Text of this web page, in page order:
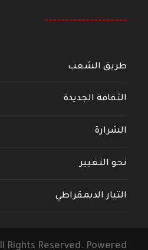
--------------------
طريق الشعب
الثقافة الجديدة
الشرارة
نحو التغيير
التيار الديمقراطي
Rights Reserved. Powered